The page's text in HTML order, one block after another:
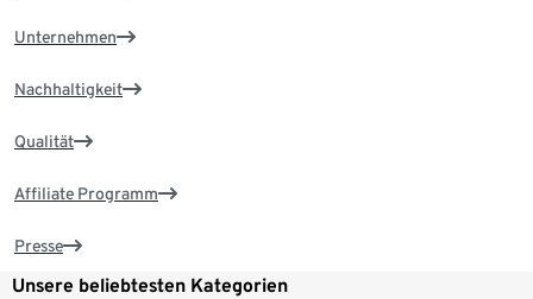
Unternehmen
Nachhaltigkeit
Qualität
Affiliate Programm
Presse
Unsere beliebtesten Kategorien